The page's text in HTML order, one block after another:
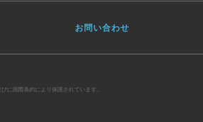
お問い合わせ
に国際条約により保護されています。